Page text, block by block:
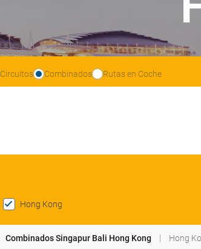
Circuitos Combinados Rutas en Coche
Hong Kong
Combinados Singapur Bali Hong Kong Hong